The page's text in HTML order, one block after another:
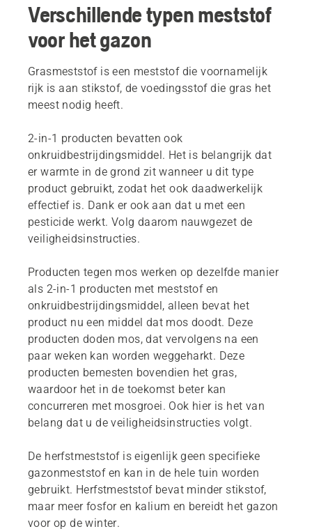
Verschillende typen meststof
voor het gazon
Grasmeststof is een meststof die voornamelijk
rijk is aan stikstof, de voedingsstof die gras het
meest nodig heeft.
2-in-1 producten bevatten ook
onkruidbestrijdingsmiddel. Het is belangrijk dat
er warmte in de grond zit wanneer u dit type
product gebruikt, zodat het ook daadwerkelijk
effectief is. Dank er ook aan dat u met een
pesticide werkt. Volg daarom nauwgezet de
veiligheidsinstructies.
Producten tegen mos werken op dezelfde manier
als 2-in-1 producten met meststof en
onkruidbestrijdingsmiddel, alleen bevat het
product nu een middel dat mos doodt. Deze
producten doden mos, dat vervolgens na een
paar weken kan worden weggeharkt. Deze
producten bemesten bovendien het gras,
waardoor het in de toekomst beter kan
concurreren met mosgroei. Ook hier is het van
belang dat u de veiligheidsinstructies volgt.
De herfstmeststof is eigenlijk geen specifieke
gazonmeststof en kan in de hele tuin worden
gebruikt. Herfstmeststof bevat minder stikstof,
maar meer fosfor en kalium en bereidt het gazon
voor op de winter.